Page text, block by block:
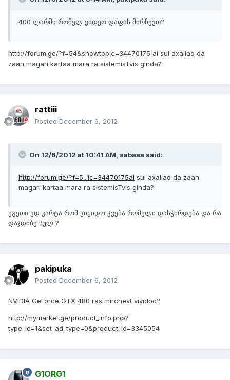
400 ლარში რომელ ვიდეო დაფას მირჩევთ?
http://forum.ge/?f=54&showtopic=34470175 ai sul axaliao da
zaan magari kartaa mara ra sistemisTvis ginda?
rattiii
Posted December 6, 2012
On 12/6/2012 at 10:41 AM, sabaaa said:
http://forum.ge/?f=5...ic=34470175­­ai sul axaliao da zaan
magari kartaa mara ra sistemisTvis ginda?
ეგეთი ვდ კარტა რომ ვიყიდო კვება რომელი დასჭირდება და რა
დაჯდიბე სულ ?
pakipuka
Posted December 6, 2012
NVIDIA GeForce GTX 480 ras mirchevt viyidoo?
http://mymarket.ge/product_info.php?
type_id=1&set_ad_type=0&product_id=3345054
G1ORG1